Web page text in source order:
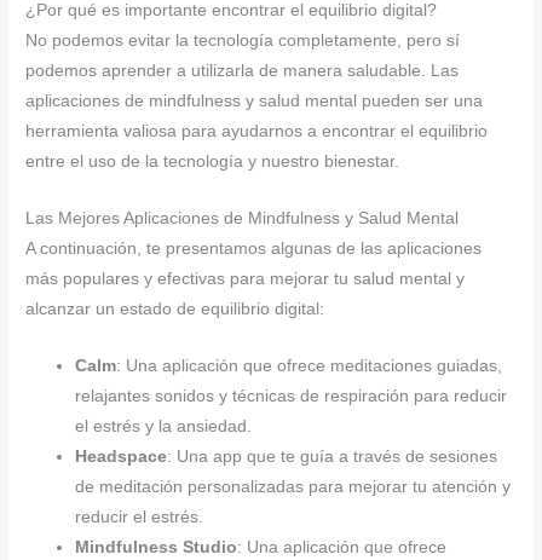
¿Por qué es importante encontrar el equilibrio digital?
No podemos evitar la tecnología completamente, pero sí
podemos aprender a utilizarla de manera saludable. Las
aplicaciones de mindfulness y salud mental pueden ser una
herramienta valiosa para ayudarnos a encontrar el equilibrio
entre el uso de la tecnología y nuestro bienestar.
Las Mejores Aplicaciones de Mindfulness y Salud Mental
A continuación, te presentamos algunas de las aplicaciones
más populares y efectivas para mejorar tu salud mental y
alcanzar un estado de equilibrio digital:
Calm: Una aplicación que ofrece meditaciones guiadas,
relajantes sonidos y técnicas de respiración para reducir
el estrés y la ansiedad.
Headspace: Una app que te guía a través de sesiones
de meditación personalizadas para mejorar tu atención y
reducir el estrés.
Mindfulness Studio: Una aplicación que ofrece